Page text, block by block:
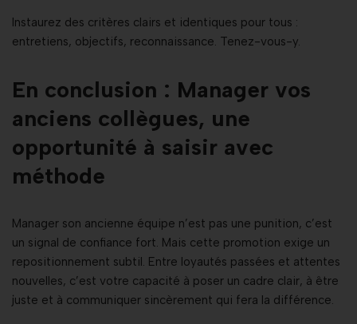
Instaurez des critères clairs et identiques pour tous :
entretiens, objectifs, reconnaissance. Tenez-vous-y.
En conclusion : Manager vos
anciens collègues, une
opportunité à saisir avec
méthode
Manager son ancienne équipe n’est pas une punition, c’est
un signal de confiance fort. Mais cette promotion exige un
repositionnement subtil. Entre loyautés passées et attentes
nouvelles, c’est votre capacité à poser un cadre clair, à être
juste et à communiquer sincèrement qui fera la différence.